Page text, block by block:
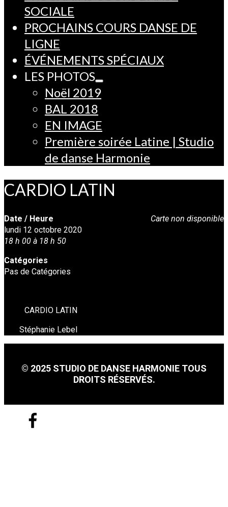
SOCIALE
PROCHAINS COURS DANSE DE
LIGNE
ÉVÉNEMENTS SPÉCIAUX
LES PHOTOS
Noël 2019
BAL 2018
EN IMAGE
Première soirée Latine | Studio
de danse Harmonie
CARDIO LATIN
Carte non disponible
Date / Heure
lundi 12 octobre 2020
18 h 00 à 18 h 50
Catégories
Pas de Catégories
CARDIO LATIN
Stéphanie Lebel
© 2025 STUDIO DE DANSE HARMONIE TOUS
DROITS RÉSERVÉS.